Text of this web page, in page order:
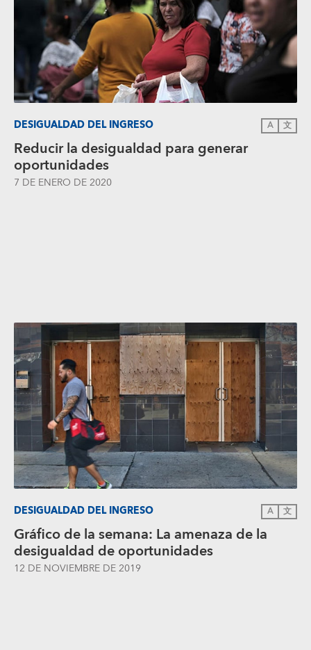
DESIGUALDAD DEL INGRESO A 文
Reducir la desigualdad para generar
oportunidades
7 DE ENERO DE 2020
DESIGUALDAD DEL INGRESO A 文
Gráfico de la semana: La amenaza de la
desigualdad de oportunidades
12 DE NOVIEMBRE DE 2019